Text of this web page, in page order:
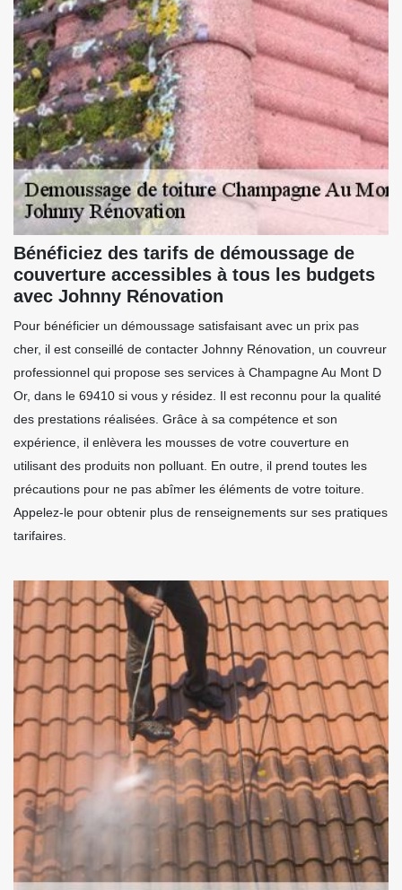
Bénéficiez des tarifs de démoussage de
couverture accessibles à tous les budgets
avec Johnny Rénovation
Pour bénéficier un démoussage satisfaisant avec un prix pas
cher, il est conseillé de contacter Johnny Rénovation, un couvreur
professionnel qui propose ses services à Champagne Au Mont D
Or, dans le 69410 si vous y résidez. Il est reconnu pour la qualité
des prestations réalisées. Grâce à sa compétence et son
expérience, il enlèvera les mousses de votre couverture en
utilisant des produits non polluant. En outre, il prend toutes les
précautions pour ne pas abîmer les éléments de votre toiture.
Appelez-le pour obtenir plus de renseignements sur ses pratiques
tarifaires.